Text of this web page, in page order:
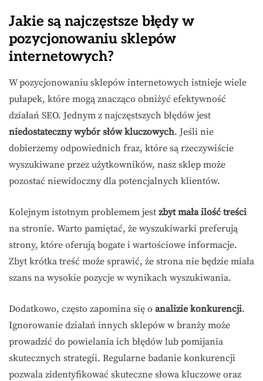
Jakie są najczęstsze błędy w
pozycjonowaniu sklepów
internetowych?
W pozycjonowaniu sklepów internetowych istnieje wiele
pułapek, które mogą znacząco obniżyć efektywność
działań SEO. Jednym z najczęstszych błędów jest
niedostateczny wybór słów kluczowych. Jeśli nie
dobierzemy odpowiednich fraz, które są rzeczywiście
wyszukiwane przez użytkowników, nasz sklep może
pozostać niewidoczny dla potencjalnych klientów.
Kolejnym istotnym problemem jest zbyt mała ilość treści
na stronie. Warto pamiętać, że wyszukiwarki preferują
strony, które oferują bogate i wartościowe informacje.
Zbyt krótka treść może sprawić, że strona nie będzie miała
szans na wysokie pozycje w wynikach wyszukiwania.
Dodatkowo, często zapomina się o analizie konkurencji.
Ignorowanie działań innych sklepów w branży może
prowadzić do powielania ich błędów lub pomijania
skutecznych strategii. Regularne badanie konkurencji
pozwala zidentyfikować skuteczne słowa kluczowe oraz